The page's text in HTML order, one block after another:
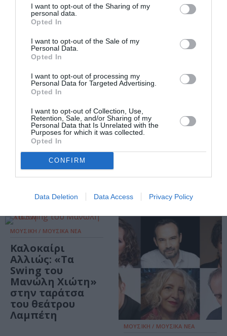
I want to opt-out of the Sharing of my
personal data.
Opted In
I want to opt-out of the Sale of my
Personal Data.
Opted In
I want to opt-out of processing my
Personal Data for Targeted Advertising.
Opted In
I want to opt-out of Collection, Use,
Retention, Sale, and/or Sharing of my
Personal Data that Is Unrelated with the
Purposes for which it was collected.
Opted In
CONFIRM
Data Deletion Data Access Privacy Policy
«Νύχτες
Μαγικές» κάτω
από τ’ αστέρια
του Λυκαβηττού!
ΘΕΜΑΤΑ / ΝΕΑ
Λυκαβηττού 2025
στον Λόφο:
Πολιτισμός με
θέα την Αθήνα
ΜΟΥΣΙΚΗ / ΜΟΥΣΙΚΑ ΝΕΑ
Καλοκαίρι
Αλλιώς: «Τα
Swing του
Μανώλη Χιώτη»
στην ταράτσα
του θεάτρου
Λαμπέτη
ΜΟΥΣΙΚΗ / ΜΟΥΣΙΚΑ ΝΕΑ